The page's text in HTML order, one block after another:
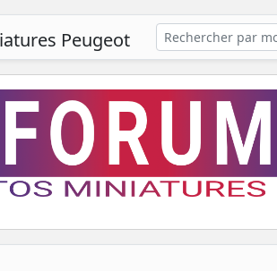
Peugeot